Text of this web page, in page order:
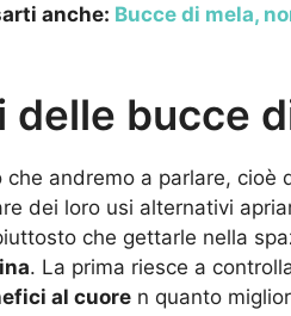
anche: Bucce di mela,
delle bucce
che andremo a parlare, cioè
dei loro usi alternativi
che gettarle nella
. La prima riesce a
al cuore n quanto